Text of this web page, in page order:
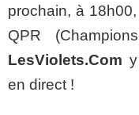
prochain, à
QPR
LesViolets.Com
en direct !